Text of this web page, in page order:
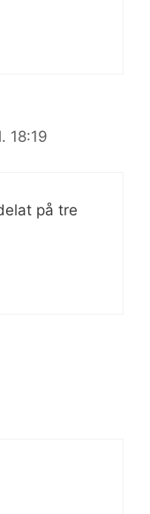
18:19
på tre